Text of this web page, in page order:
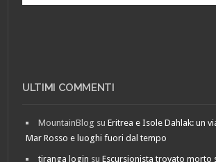
ULTIMI COMMENTI
MountainBlog suEritrea e Isole Dahlak: un
Mar Rosso e luoghi fuori dal tempo
tiranga login suEscursionista trovato morto